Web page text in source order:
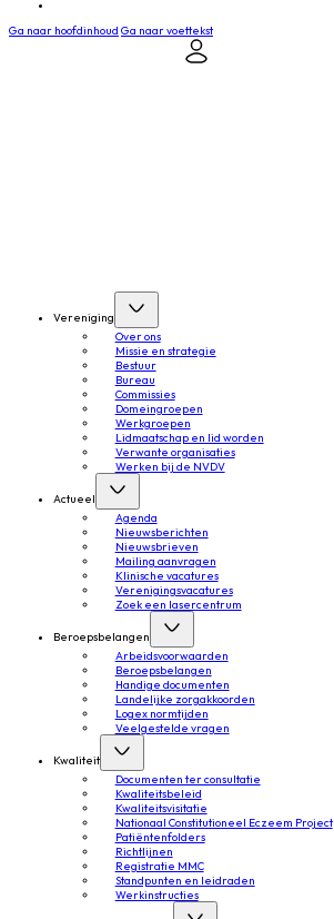
Ga naar hoofdinhoud Ga naar voettekst
Vereniging
Over ons
Missie en strategie
Bestuur
Bureau
Commissies
Domeingroepen
Werkgroepen
Lidmaatschap en lid worden
Verwante organisaties
Werken bij de NVDV
Actueel
Agenda
Nieuwsberichten
Nieuwsbrieven
Mailing aanvragen
Klinische vacatures
Verenigingsvacatures
Zoek een lasercentrum
Beroepsbelangen
Arbeidsvoorwaarden
Beroepsbelangen
Handige documenten
Landelijke zorgakkoorden
Logex normtijden
Veelgestelde vragen
Kwaliteit
Documenten ter consultatie
Kwaliteitsbeleid
Kwaliteitsvisitatie
Nationaal Constitutioneel Eczeem Project
Patiëntenfolders
Richtlijnen
Registratie MMC
Standpunten en leidraden
Werkinstructies